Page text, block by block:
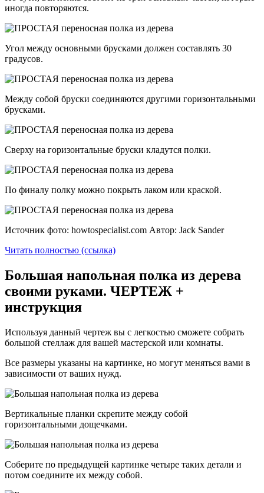
иногда повторяются.
Угол между основными брусками должен составлять 30
градусов.
Между собой бруски соединяются другими горизонтальными
брусками.
Сверху на горизонтальные бруски кладутся полки.
По финалу полку можно покрыть лаком или краской.
Источник фото: howtospecialist.com Автор: Jack Sander
Читать полностью (ссылка)
Большая напольная полка из дерева
своими руками. ЧЕРТЕЖ +
инструкция
Используя данный чертеж вы с легкостью сможете собрать
большой стеллаж для вашей мастерской или комнаты.
Все размеры указаны на картинке, но могут меняться вами в
зависимости от ваших нужд.
Вертикальные планки скрепите между собой
горизонтальными дощечками.
Соберите по предыдущей картинке четыре таких детали и
потом соедините их между собой.